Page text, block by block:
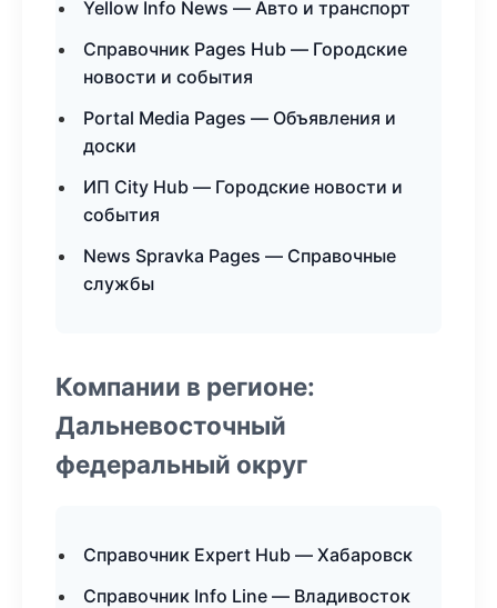
Yellow Info News — Авто и транспорт
Справочник Pages Hub — Городские
новости и события
Portal Media Pages — Объявления и
доски
ИП City Hub — Городские новости и
события
News Spravka Pages — Справочные
службы
Компании в регионе:
Дальневосточный
федеральный округ
Справочник Expert Hub — Хабаровск
Справочник Info Line — Владивосток